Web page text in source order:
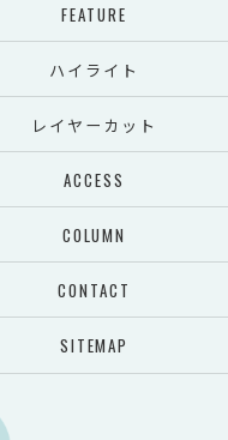
FEATURE
ハイライト
レイヤーカット
ACCESS
COLUMN
CONTACT
SITEMAP